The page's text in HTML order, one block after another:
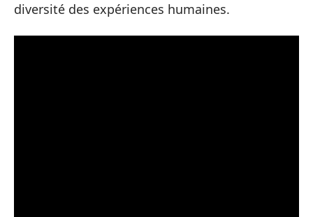
diversité des expériences humaines.